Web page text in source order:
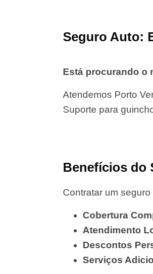
Seguro Auto:
Está procurando o
Atendemos Porto
Suporte para
Benefícios do
Contratar um
Cobertura
Atendimento
Descontos
Serviços